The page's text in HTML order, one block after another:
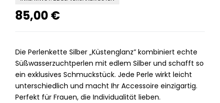
85,00€
Die Perlenkette Silber „Küstenglanz” kombiniert echte
Süßwasserzuchtperlen mit edlem Silber und schafft so
ein exklusives Schmuckstück. Jede Perle wirkt leicht
unterschiedlich und macht Ihr Accessoire einzigartig.
Perfekt für Frauen, die Individualität lieben.